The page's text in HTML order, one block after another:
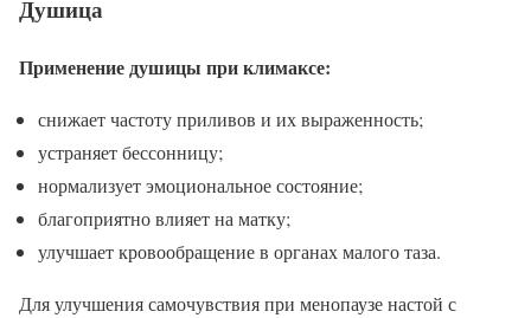
Душица
Применение душицы при климаксе:
снижает частоту приливов и их выраженность;
устраняет бессонницу;
нормализует эмоциональное состояние;
благоприятно влияет на матку;
улучшает кровообращение в органах малого таза.
Для улучшения самочувствия при менопаузе настой с